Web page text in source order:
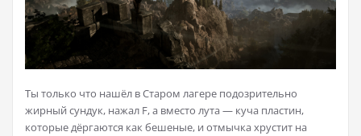
Ты только что нашёл в Старом лагере подозрительно
жирный сундук, нажал F, а вместо лута — куча пластин,
которые дёргаются как бешеные, и отмычка хрустит на